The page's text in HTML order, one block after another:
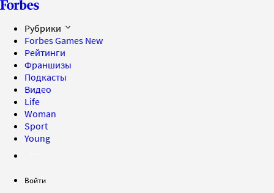
Рубрики
Forbes Games New
Рейтинги
Франшизы
Подкасты
Видео
Life
Woman
Sport
Young
Войти